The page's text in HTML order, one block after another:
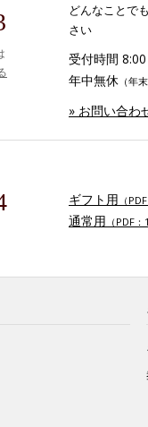
どんなことで
さい
受付時間
年中無休 （年
» お問い合わ
ギフト用 （
通常用 （PDF：